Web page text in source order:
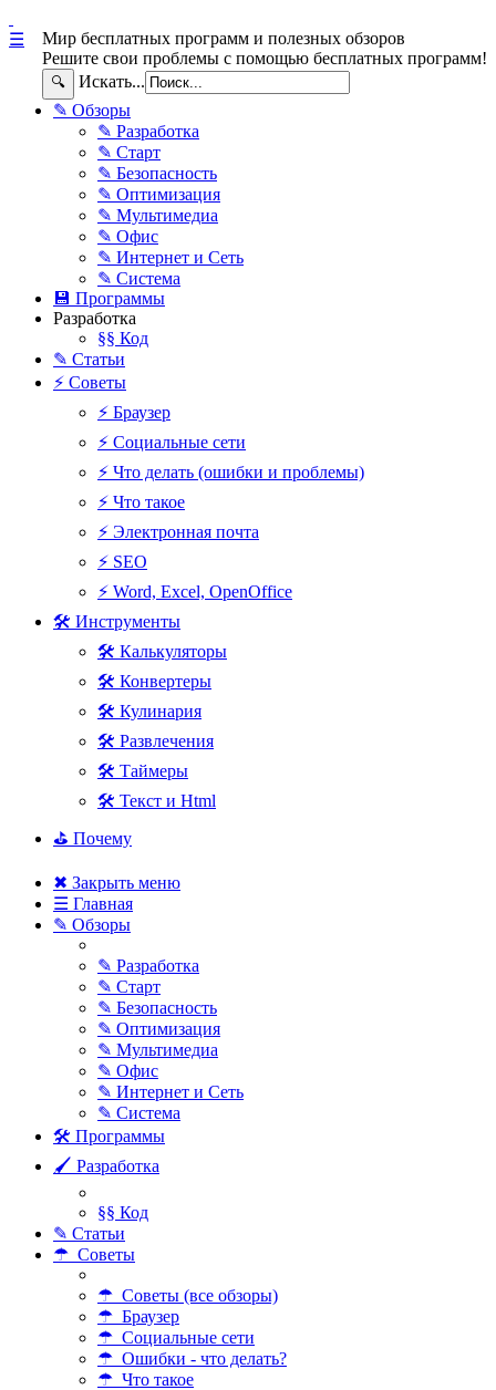
Мир бесплатных программ и полезных обзоров
Решите свои проблемы с помощью бесплатных программ!
🔍 Искать...
☰
✎ Обзоры
✎ Разработка
✎ Старт
✎ Безопасность
✎ Оптимизация
✎ Мультимедиа
✎ Офис
✎ Интернет и Сеть
✎ Система
💾 Программы
Разработка
§§ Код
✎ Статьи
⚡ Советы
⚡ Браузер
⚡ Социальные сети
⚡ Что делать (ошибки и проблемы)
⚡ Что такое
⚡ Электронная почта
⚡ SEO
⚡ Word, Excel, OpenOffice
🛠 Инструменты
🛠 Калькуляторы
🛠 Конвертеры
🛠 Кулинария
🛠 Развлечения
🛠 Таймеры
🛠 Текст и Html
⛳ Почему
✖ Закрыть меню
☰ Главная
✎ Обзоры
✎ Разработка
✎ Старт
✎ Безопасность
✎ Оптимизация
✎ Мультимедиа
✎ Офис
✎ Интернет и Сеть
✎ Система
🛠 Программы
🖌 Разработка
§§ Код
✎ Статьи
☂ Советы
☂ Советы (все обзоры)
☂ Браузер
☂ Социальные сети
☂ Ошибки - что делать?
☂ Что такое